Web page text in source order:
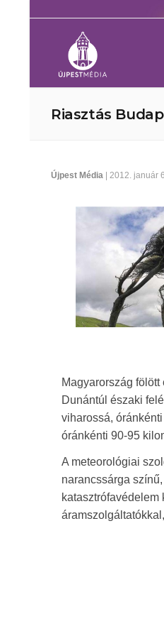
Riasztás
Újpest Média | 2012. január
Magyarország
Dunántúl északi
viharossá,
óránkénti 90-95
A meteorológiai
narancssárga
katasztrófavédelem